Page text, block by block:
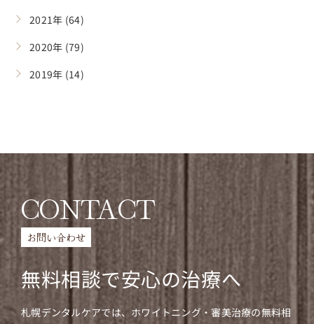
2021年 (64)
2020年 (79)
2019年 (14)
CONTACT
お問い合わせ
無料相談で安心の治療へ
札幌デンタルケアでは、ホワイトニング・審美治療の無料相